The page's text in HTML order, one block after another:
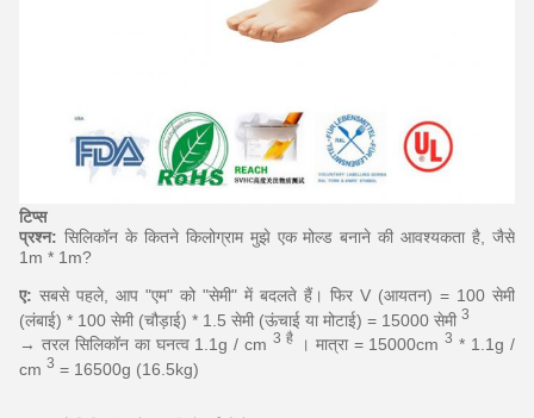
टिप्स
प्रश्न: सिलिकॉन के कितने किलोग्राम मुझे एक मोल्ड बनाने की आवश्यकता है, जैसे
1m * 1m?
ए: सबसे पहले, आप "एम" को "सेमी" में बदलते हैं। फिर V (आयतन) = 100 सेमी
(लंबाई) * 100 सेमी (चौड़ाई) * 1.5 सेमी (ऊंचाई या मोटाई) = 15000 सेमी 3
→ तरल सिलिकॉन का घनत्व 1.1g / cm3 है। मात्रा = 15000cm3 * 1.1g /
cm 3 = 16500g (16.5kg)